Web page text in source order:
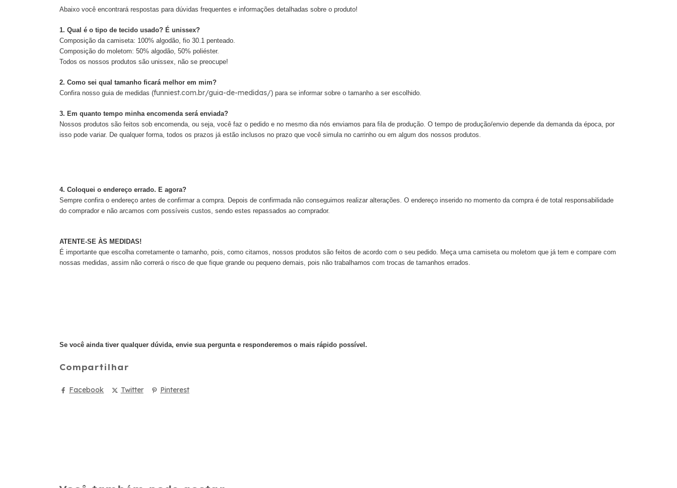
Abaixo você encontrará respostas para dúvidas frequentes e informações detalhadas sobre o produto!
1. Qual é o tipo de tecido usado? É unissex?
Composição da camiseta: 100% algodão, fio 30.1 penteado.
Composição do moletom: 50% algodão, 50% poliéster.
Todos os nossos produtos são unissex, não se preocupe!
2. Como sei qual tamanho ficará melhor em mim?
Confira nosso guia de medidas (funniest.com.br/guia-de-medidas/) para se informar sobre o tamanho a ser escolhido.
3. Em quanto tempo minha encomenda será enviada?
Nossos produtos são feitos sob encomenda, ou seja, você faz o pedido e no mesmo dia nós enviamos para fila de produção. O tempo de produção/envio depende da demanda da época, por
isso pode variar. De qualquer forma, todos os prazos já estão inclusos no prazo que você simula no carrinho ou em algum dos nossos produtos.
4. Coloquei o endereço errado. E agora?
Sempre confira o endereço antes de confirmar a compra. Depois de confirmada não conseguimos realizar alterações. O endereço inserido no momento da compra é de total responsabilidade
do comprador e não arcamos com possíveis custos, sendo estes repassados ao comprador.
ATENTE-SE ÀS MEDIDAS!
É importante que escolha corretamente o tamanho, pois, como citamos, nossos produtos são feitos de acordo com o seu pedido. Meça uma camiseta ou moletom que já tem e compare com
nossas medidas, assim não correrá o risco de que fique grande ou pequeno demais, pois não trabalhamos com trocas de tamanhos errados.
Se você ainda tiver qualquer dúvida, envie sua pergunta e responderemos o mais rápido possível.
Compartilhar
Facebook Twitter Pinterest